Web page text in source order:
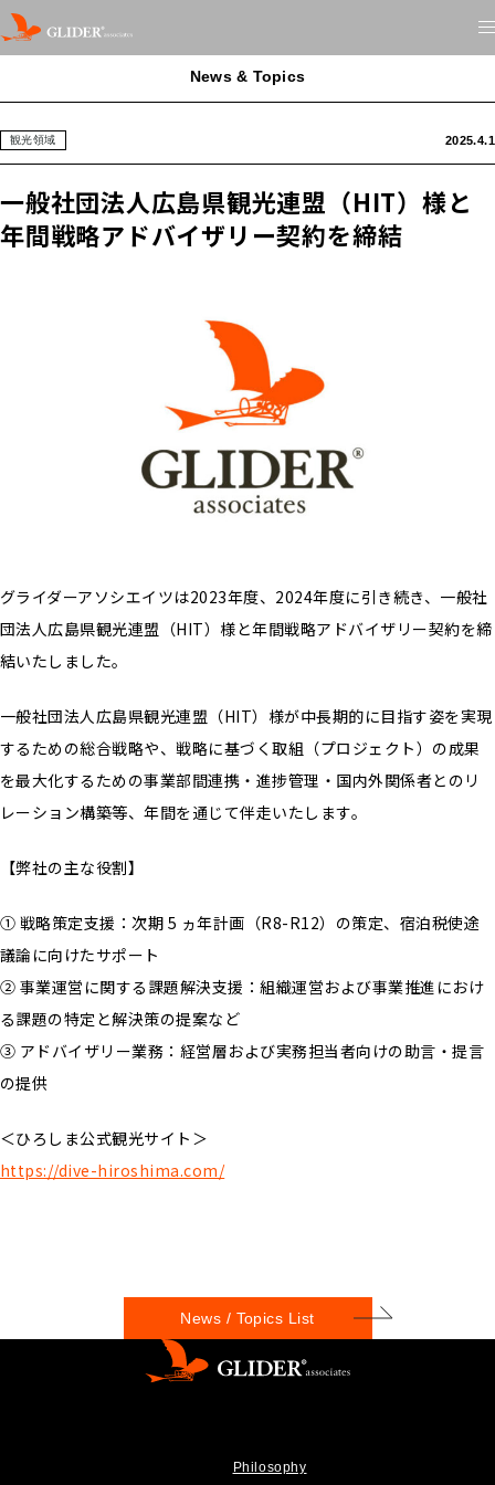
News & Topics
観光領域 2025.4.1
一般社団法人広島県観光連盟（HIT）様と
年間戦略アドバイザリー契約を締結
グライダーアソシエイツは2023年度、2024年度に引き続き、一般社
団法人広島県観光連盟（HIT）様と年間戦略アドバイザリー契約を締
結いたしました。
一般社団法人広島県観光連盟（HIT）様が中長期的に目指す姿を実現
するための総合戦略や、戦略に基づく取組（プロジェクト）の成果
を最大化するための事業部間連携・進捗管理・国内外関係者とのリ
レーション構築等、年間を通じて伴走いたします。
【弊社の主な役割】
① 戦略策定支援：次期 5 ヵ年計画（R8-R12）の策定、宿泊税使途
議論に向けたサポート
② 事業運営に関する課題解決支援：組織運営および事業推進におけ
る課題の特定と解決策の提案など
③ アドバイザリー業務：経営層および実務担当者向けの助言・提言
の提供
＜ひろしま公式観光サイト＞
https://dive-hiroshima.com/
News / Topics List
Philosophy